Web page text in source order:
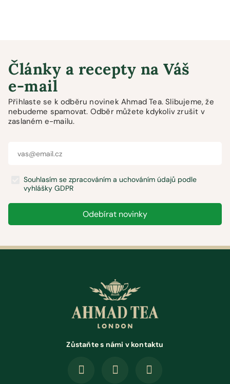
Články a recepty na Váš
e-mail
Přihlaste se k odběru novinek Ahmad Tea. Slibujeme, že
nebudeme spamovat. Odběr můžete kdykoliv zrušit v
zaslaném e-mailu.
Souhlasím se zpracováním a uchováním údajů podle
vyhlášky GDPR
Odebírat novinky
Zůstaňte s námi v kontaktu